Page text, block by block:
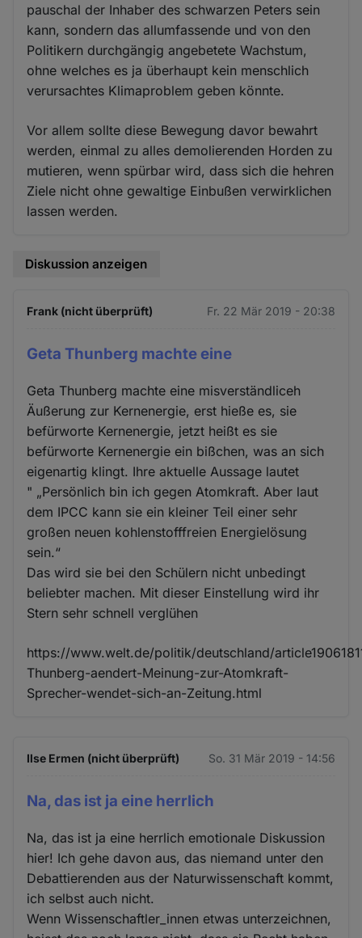
pauschal der Inhaber des schwarzen Peters sein
kann, sondern das allumfassende und von den
Politikern durchgängig angebetete Wachstum,
ohne welches es ja überhaupt kein menschlich
verursachtes Klimaproblem geben könnte.
Vor allem sollte diese Bewegung davor bewahrt
werden, einmal zu alles demolierenden Horden zu
mutieren, wenn spürbar wird, dass sich die hehren
Ziele nicht ohne gewaltige Einbußen verwirklichen
lassen werden.
Diskussion anzeigen
Frank (nicht überprüft) Fr. 22 Mär 2019 - 20:38
Geta Thunberg machte eine
Geta Thunberg machte eine misverständliceh
Äußerung zur Kernenergie, erst hieße es, sie
befürworte Kernenergie, jetzt heißt es sie
befürworte Kernenergie ein bißchen, was an sich
eigenartig klingt. Ihre aktuelle Aussage lautet
" „Persönlich bin ich gegen Atomkraft. Aber laut
dem IPCC kann sie ein kleiner Teil einer sehr
großen neuen kohlenstofffreien Energielösung
sein.“
Das wird sie bei den Schülern nicht unbedingt
beliebter machen. Mit dieser Einstellung wird ihr
Stern sehr schnell verglühen
https://www.welt.de/politik/deutschland/
Thunberg-aendert-Meinung-zur-Atomkraft-
Sprecher-wendet-sich-an-Zeitung.html
Ilse Ermen (nicht überprüft) So. 31 Mär 2019 - 14:56
Na, das ist ja eine herrlich
Na, das ist ja eine herrlich emotionale Diskussion
hier! Ich gehe davon aus, das niemand unter den
Debattierenden aus der Naturwissenschaft kommt,
ich selbst auch nicht.
Wenn Wissenschaftler_innen etwas unterzeichnen,